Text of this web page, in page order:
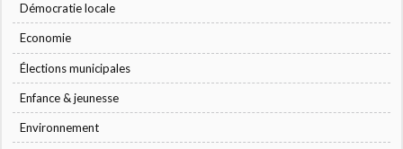
Démocratie locale
Economie
Élections municipales
Enfance & jeunesse
Environnement